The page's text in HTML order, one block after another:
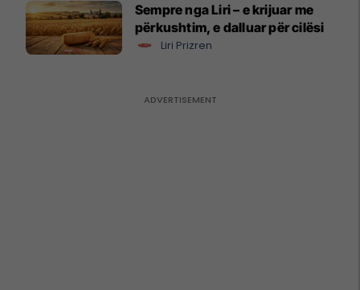
Sempre nga Liri – e krijuar me
përkushtim, e dalluar për cilësi
Liri Prizren